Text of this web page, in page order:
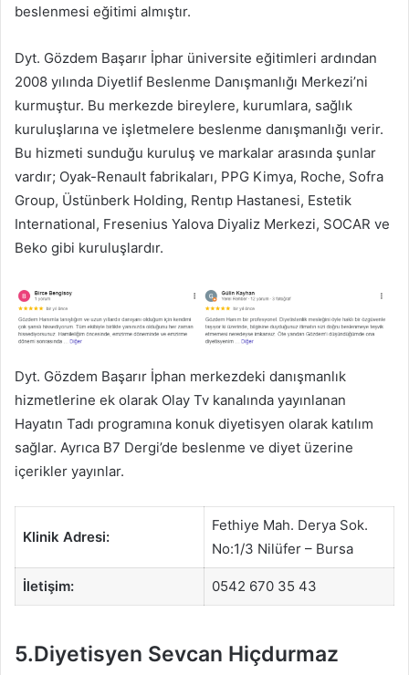
beslenmesi eğitimi almıştır.
Dyt. Gözdem Başarır İphar üniversite eğitimleri ardından
2008 yılında Diyetlif Beslenme Danışmanlığı Merkezi’ni
kurmuştur. Bu merkezde bireylere, kurumlara, sağlık
kuruluşlarına ve işletmelere beslenme danışmanlığı verir.
Bu hizmeti sunduğu kuruluş ve markalar arasında şunlar
vardır; Oyak-Renault fabrikaları, PPG Kimya, Roche, Sofra
Group, Üstünberk Holding, Rentıp Hastanesi, Estetik
International, Fresenius Yalova Diyaliz Merkezi, SOCAR ve
Beko gibi kuruluşlardır.
Dyt. Gözdem Başarır İphan merkezdeki danışmanlık
hizmetlerine ek olarak Olay Tv kanalında yayınlanan
Hayatın Tadı programına konuk diyetisyen olarak katılım
sağlar. Ayrıca B7 Dergi’de beslenme ve diyet üzerine
içerikler yayınlar.
Klinik Adresi:
Fethiye Mah. Derya Sok.
No:1/3 Nilüfer – Bursa
İletişim: 0542 670 35 43
5.Diyetisyen Sevcan Hiçdurmaz